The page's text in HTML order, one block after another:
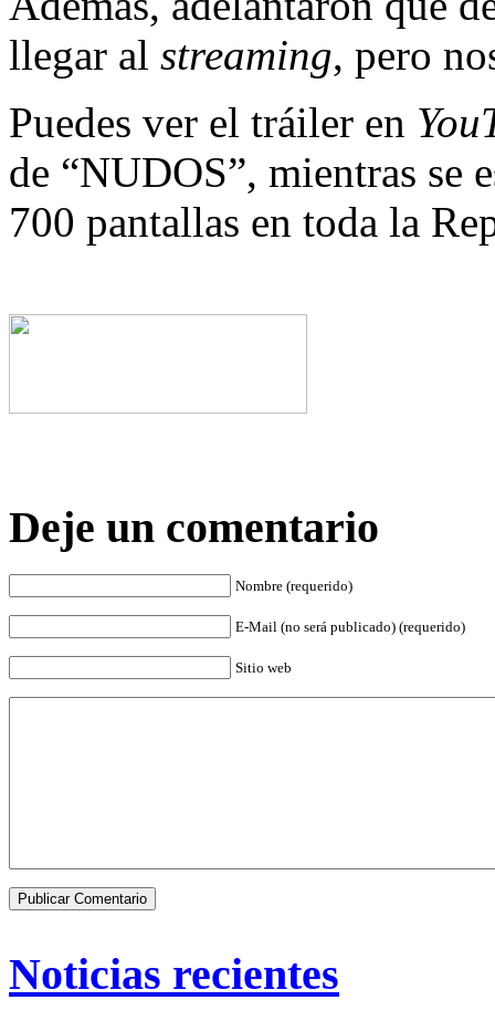
llegar al streaming, pero
Puedes ver el tráiler en
de “NUDOS”, mientras se
700 pantallas en toda la
Deje un comentario
Nombre (requerido)
E-Mail (no será publicado) (requerido)
Sitio web
Noticias recientes